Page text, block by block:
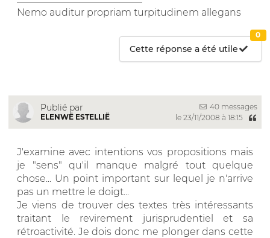
Nemo auditur propriam turpitudinem allegans
Cette réponse a été utile
0
Publié par
ELENWË ESTELLIË
40 messages
le 23/11/2008 à 18:15
J'examine avec intentions vos propositions mais
je "sens" qu'il manque malgré tout quelque
chose... Un point important sur lequel je n'arrive
pas un mettre le doigt...
Je viens de trouver des textes très intéressants
traitant le revirement jurisprudentiel et sa
rétroactivité. Je dois donc me plonger dans cette